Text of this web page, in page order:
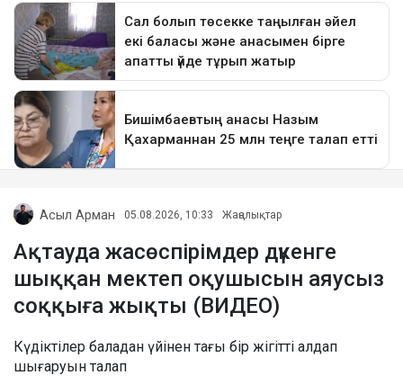
Асыл Арман 05.08.2026, 10:33 Жаңалықтар
Ақтауда жасөспірімдер дүкенге
шыққан мектеп оқушысын аяусыз
соққыға жықты (ВИДЕО)
Күдіктілер баладан үйінен тағы бір жігітті алдап
шығаруын талап